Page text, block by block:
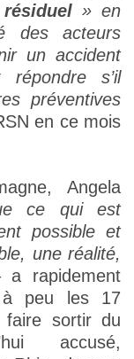
» en
des acteurs
un accident
s’il
préventives
en ce mois
Angela
ce qui est
possible et
une réalité,
a rapidement
peu les 17
sortir du
accusé,